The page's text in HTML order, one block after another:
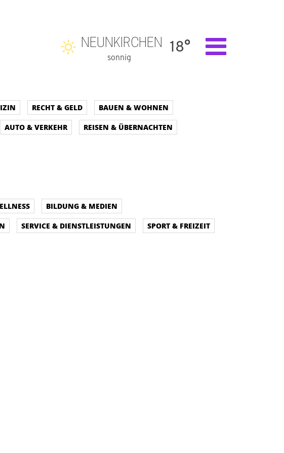
NEUNKIRCHEN
sonnig
18°
RECHT & GELD
BAUEN & WOHNEN
AUTO & VERKEHR
REISEN & ÜBERNACHTEN
BILDUNG & MEDIEN
SERVICE & DIENSTLEISTUNGEN SPORT & FREIZEIT